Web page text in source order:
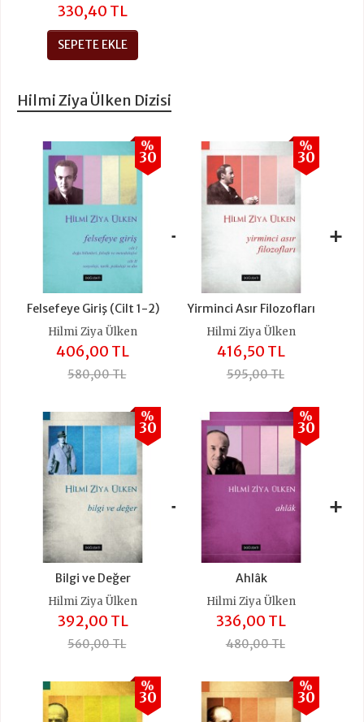
330,40 TL
SEPETE EKLE
Hilmi Ziya Ülken Dizisi
Felsefeye Giriş (Cilt 1-2)
%
30
Hilmi Ziya Ülken
406,00 TL
580,00 TL
+
Yirminci Asır Filozofları
%
30
Hilmi Ziya Ülken
416,50 TL
595,00 TL
+
Bilgi ve Değer
%
30
Hilmi Ziya Ülken
392,00 TL
560,00 TL
+
Ahlâk
%
30
Hilmi Ziya Ülken
336,00 TL
480,00 TL
+
%
30
%
30